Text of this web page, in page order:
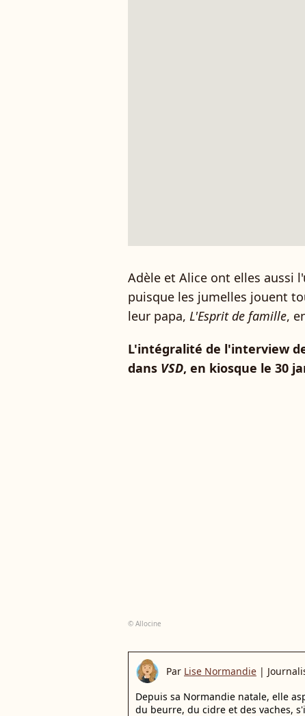
Adèle et Alice ont elles aussi
puisque les jumelles jouent
leur papa, L'Esprit de famille,
L'intégralité de l'interview
dans VSD, en kiosque le 30
© Allocine
Par Lise Normandie |
Depuis sa Normandie natale, elle
du beurre, du cidre et des vaches,